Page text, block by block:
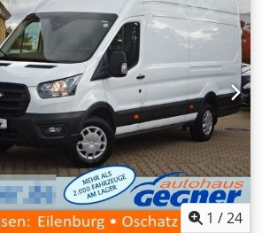
1 /24